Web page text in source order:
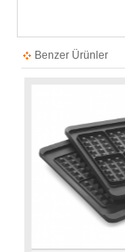
Benzer Ürünler